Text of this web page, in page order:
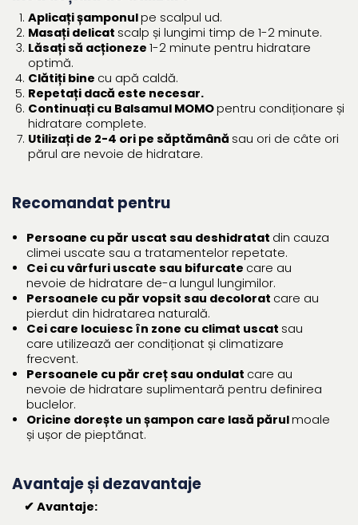
Aplicați șamponulpe scalpul ud.
Masați delicat scalp și lungimi timp de 1-2 minute.
Lăsați să acționeze 1-2 minute pentru hidratare
optimă.
Clătiți bine cu apă caldă.
Repetați dacă este necesar.
Continuați cu Balsamul MOMOpentru condiționare și
hidratare complete.
Utilizați de 2-4 ori pe săptămână sau ori de câte ori
părul are nevoie de hidratare.
Recomandat pentru
Persoane cu păr uscat sau deshidratat din cauza
climei uscate sau a tratamentelor repetate.
Cei cu vârfuri uscate sau bifurcate care au
nevoie de hidratare de-a lungul lungimilor.
Persoanele cu păr vopsit sau decolorat care au
pierdut din hidratarea naturală.
Cei care locuiesc în zone cu climat uscat sau
care utilizează aer condiționat și climatizare
frecvent.
Persoanele cu păr creț sau ondulat care au
nevoie de hidratare suplimentară pentru definirea
buclelor.
Oricine dorește un șampon care lasă părulmoale
și ușor de pieptănat.
Avantaje și dezavantaje
✔ Avantaje: